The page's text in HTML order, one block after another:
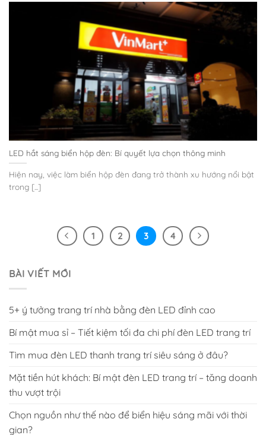
LED hắt sáng biển hộp đèn: Bí quyết lựa chọn thông minh
Hiện nay, việc làm biển hộp đèn đang trở thành xu hướng nổi bật
trong [...]
1 2 3 4
BÀI VIẾT MỚI
5+ ý tưởng trang trí nhà bằng đèn LED đỉnh cao
Bí mật mua sỉ – Tiết kiệm tối đa chi phí đèn LED trang trí
Tìm mua đèn LED thanh trang trí siêu sáng ở đâu?
Mặt tiền hút khách: Bí mật đèn LED trang trí – tăng doanh
thu vượt trội
Chọn nguồn như thế nào để biển hiệu sáng mãi với thời
gian?